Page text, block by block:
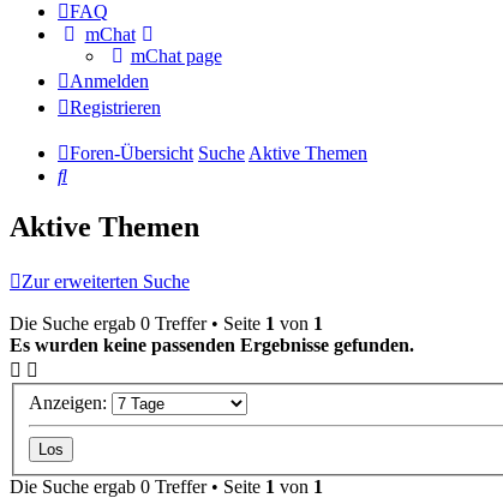
FAQ
mChat
mChat page
Anmelden
Registrieren
Foren-Übersicht SucheAktive Themen
Suche
Aktive Themen
Zur erweiterten Suche
Die Suche ergab 0 Treffer • Seite 1 von 1
Es wurden keine passenden Ergebnisse gefunden.
Anzeigen:
Die Suche ergab 0 Treffer • Seite 1 von 1